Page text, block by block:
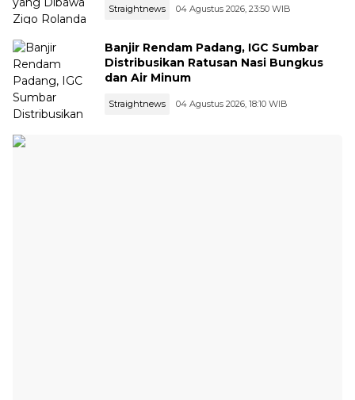
Straightnews 04 Agustus 2026, 23:50 WIB
Banjir Rendam Padang, IGC Sumbar
Distribusikan Ratusan Nasi Bungkus
dan Air Minum
Straightnews 04 Agustus 2026, 18:10 WIB